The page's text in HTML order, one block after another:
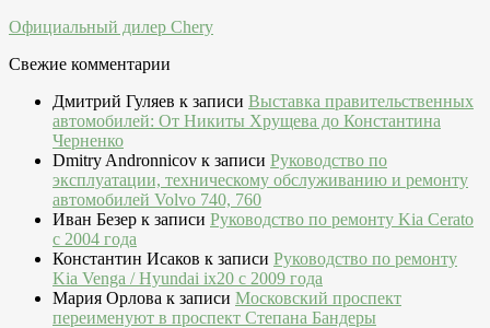
Официальный дилер Chery
Свежие комментарии
Дмитрий Гуляев к записи Выставка правительственных
автомобилей: От Никиты Хрущева до Константина
Черненко
Dmitry Andronnicov к записи Руководство по
эксплуатации, техническому обслуживанию и ремонту
автомобилей Volvo 740, 760
Иван Безер к записи Руководство по ремонту Kia Cerato
c 2004 года
Константин Исаков к записи Руководство по ремонту
Kia Venga / Hyundai ix20 c 2009 года
Мария Орлова к записи Московский проспект
переименуют в проспект Степана Бандеры